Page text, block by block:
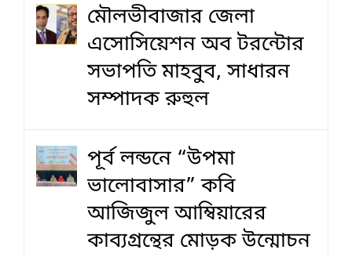
মৌলভীবাজার জেলা
এসোসিয়েশন অব টরন্টোর
সভাপতি মাহবুব, সাধারন
সম্পাদক রুহুল
পূর্ব লন্ডনে “উপমা
ভালোবাসার” কবি
আজিজুল আম্বিয়ারের
কাব্যগ্রন্থের মোড়ক উন্মোচন